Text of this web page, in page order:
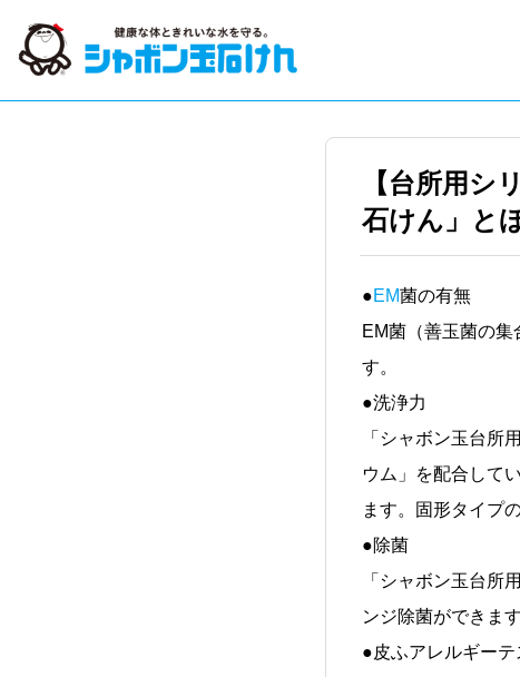
【台所用シ
石けん」と
●EM菌の有無
EM菌（善玉菌の
す。
●洗浄力
「シャボン玉台所
ウム」を配合して
ます。固形タイプ
●除菌
「シャボン玉台所
ンジ除菌ができま
●皮ふアレルギーテ